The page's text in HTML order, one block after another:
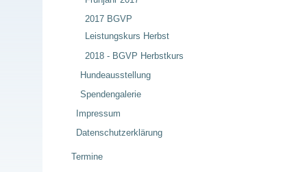
2017 BGVP
Leistungskurs Herbst
2018 - BGVP Herbstkurs
Hundeausstellung
Spendengalerie
Impressum
Datenschutzerklärung
Termine